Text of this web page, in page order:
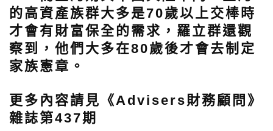
的高資產族群大多是70歲以上交棒時
才會有財富保全的需求，羅立群還觀
察到，他們大多在80歲後才會去制定
家族憲章。
更多內容請見《Advisers財務顧問》
雜誌第437期